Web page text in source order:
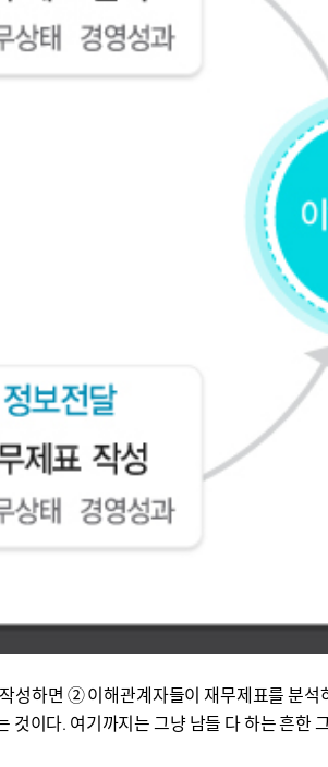
하면 ② 이해관계자들이 재무제표를 분석
이다. 여기까지는 그냥 남들 다 하는 흔한